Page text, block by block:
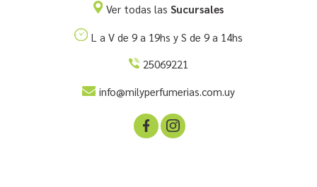
Ver todas las Sucursales
L a V de 9 a 19hs y S de 9 a 14hs
25069221
info@milyperfumerias.com.uy